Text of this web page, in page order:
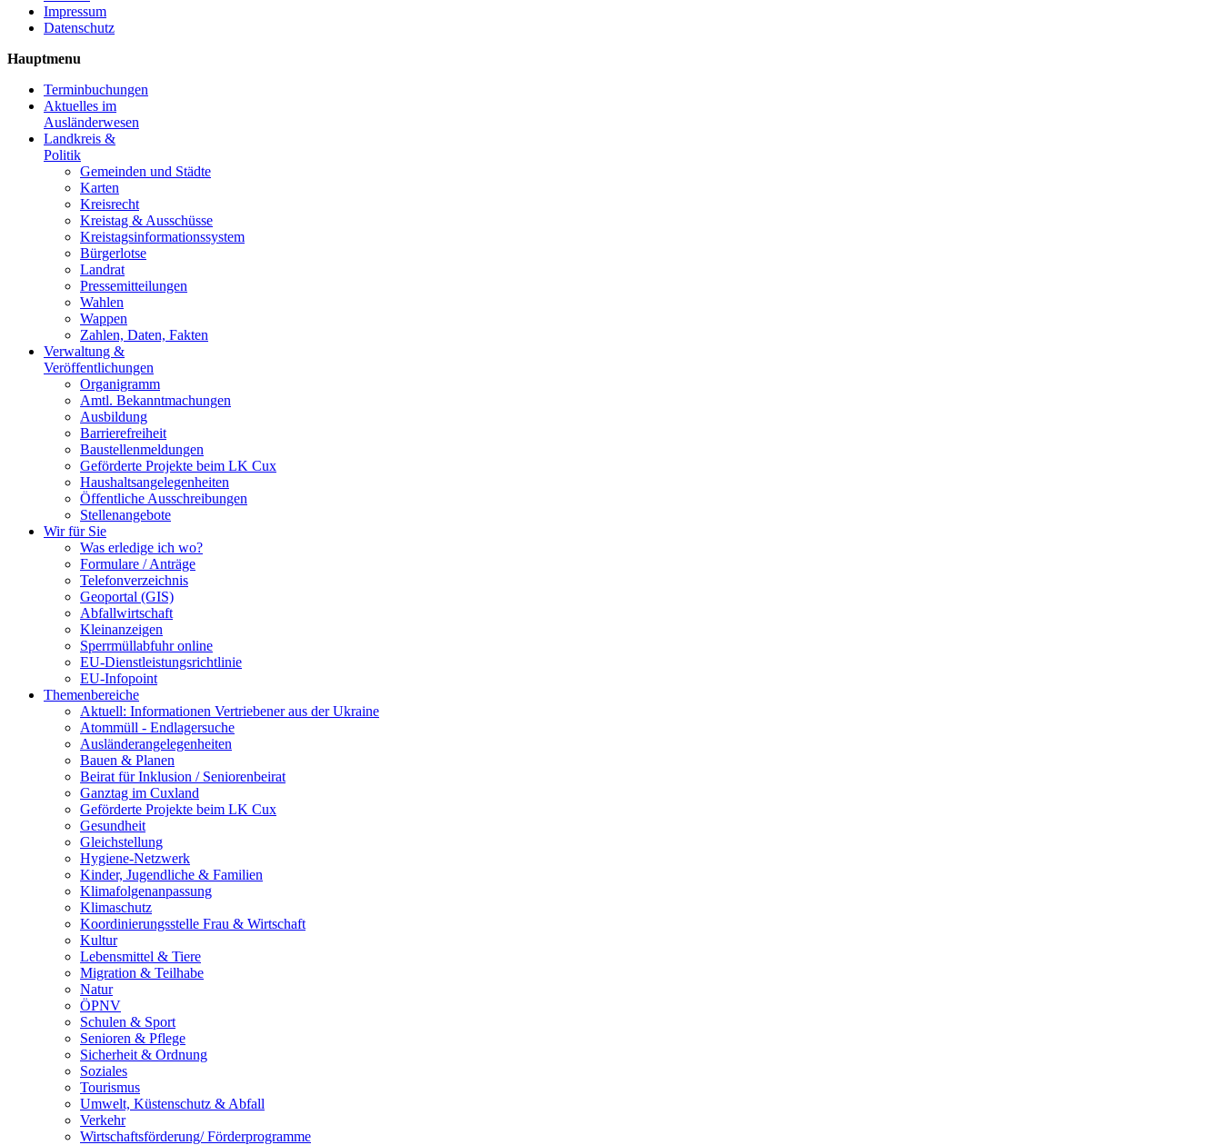
Impressum
Datenschutz
Hauptmenu
Terminbuchungen
Aktuelles im
Ausländerwesen
Landkreis &
Politik
Gemeinden und Städte
Karten
Kreisrecht
Kreistag & Ausschüsse
Kreistagsinformationssystem
Bürgerlotse
Landrat
Pressemitteilungen
Wahlen
Wappen
Zahlen, Daten, Fakten
Verwaltung &
Veröffentlichungen
Organigramm
Amtl. Bekanntmachungen
Ausbildung
Barrierefreiheit
Baustellenmeldungen
Geförderte Projekte beim LK Cux
Haushaltsangelegenheiten
Öffentliche Ausschreibungen
Stellenangebote
Wir für Sie
Was erledige ich wo?
Formulare / Anträge
Telefonverzeichnis
Geoportal (GIS)
Abfallwirtschaft
Kleinanzeigen
Sperrmüllabfuhr online
EU-Dienstleistungsrichtlinie
EU-Infopoint
Themenbereiche
Aktuell: Informationen Vertriebener aus der Ukraine
Atommüll - Endlagersuche
Ausländerangelegenheiten
Bauen & Planen
Beirat für Inklusion / Seniorenbeirat
Ganztag im Cuxland
Geförderte Projekte beim LK Cux
Gesundheit
Gleichstellung
Hygiene-Netzwerk
Kinder, Jugendliche & Familien
Klimafolgenanpassung
Klimaschutz
Koordinierungsstelle Frau & Wirtschaft
Kultur
Lebensmittel & Tiere
Migration & Teilhabe
Natur
ÖPNV
Schulen & Sport
Senioren & Pflege
Sicherheit & Ordnung
Soziales
Tourismus
Umwelt, Küstenschutz & Abfall
Verkehr
Wirtschaftsförderung/ Förderprogramme